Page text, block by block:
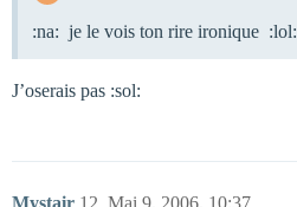
:na: je le vois ton rire ironique :lol:
J’oserais pas :sol:
Mystair Mai 9, 2006, 10:37
12